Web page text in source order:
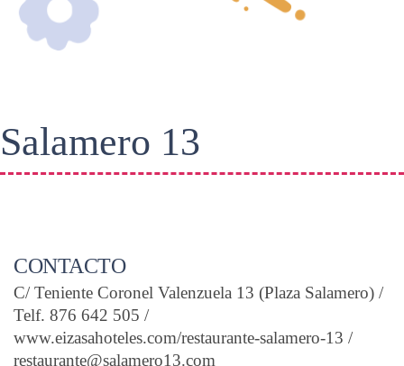
Salamero 13
CONTACTO
C/ Teniente Coronel Valenzuela 13 (Plaza Salamero) /
Telf. 876 642 505 /
www.eizasahoteles.com/restaurante-salamero-13 /
restaurante@salamero13.com